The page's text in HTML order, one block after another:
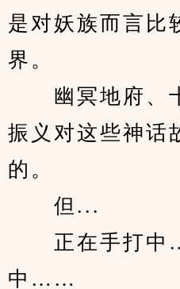
是对妖族而言比
界。
幽冥地府、
振义对这些神话
的。
但...
正在手打中
中……